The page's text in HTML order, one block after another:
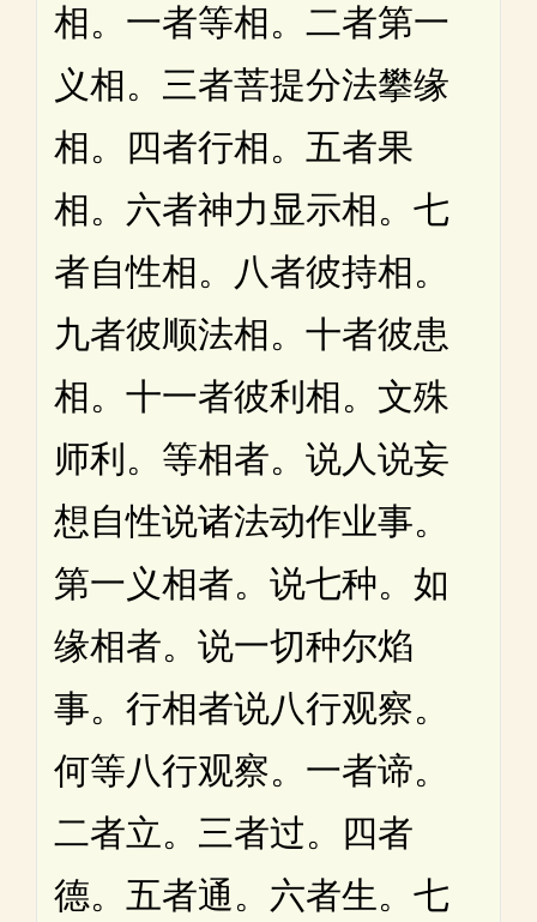
相。一者等相。二者第一
义相。三者菩提分法攀缘
相。四者行相。五者果
相。六者神力显示相。七
者自性相。八者彼持相。
九者彼顺法相。十者彼患
相。十一者彼利相。文殊
师利。等相者。说人说妄
想自性说诸法动作业事。
第一义相者。说七种。如
缘相者。说一切种尔焰
事。行相者说八行观察。
何等八行观察。一者谛。
二者立。三者过。四者
德。五者通。六者生。七